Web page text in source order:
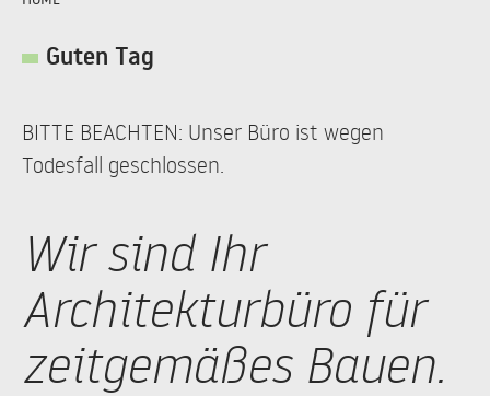
Guten Tag
BITTE BEACHTEN: Unser Büro ist wegen
Todesfall geschlossen.
Wir sind Ihr
Architekturbüro für
zeitgemäßes Bauen.